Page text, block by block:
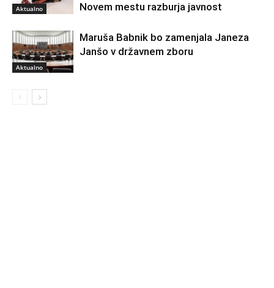
Aktualno
Novem mestu razburja javnost
Aktualno
Maruša Babnik bo zamenjala Janeza
Janšo v državnem zboru